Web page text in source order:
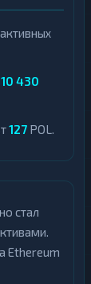
активных
10 430
127 POL.
стал
Ethereum